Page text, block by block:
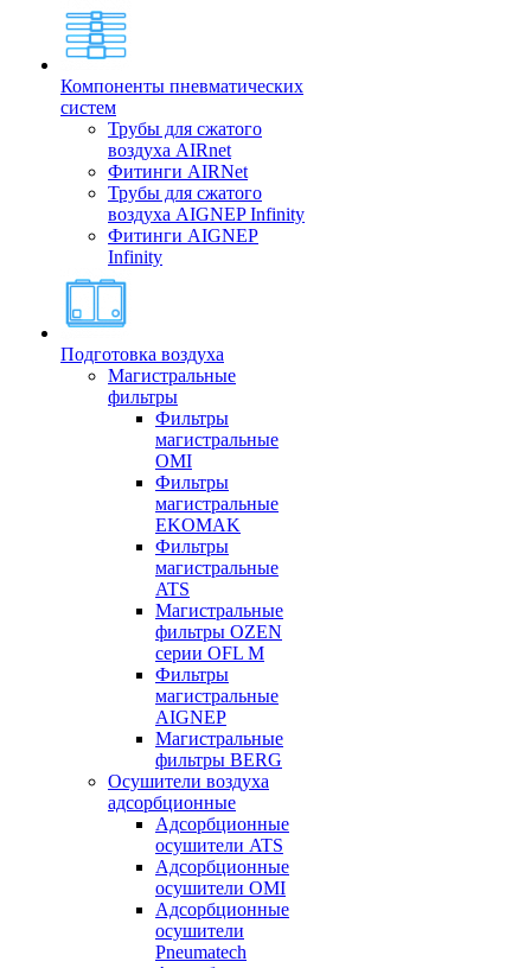
Компоненты пневматических
систем
Трубы для сжатого
воздуха AIRnet
Фитинги AIRNet
Трубы для сжатого
воздуха AIGNEP Infinity
Фитинги AIGNEP
Infinity
Подготовка воздуха
Магистральные
фильтры
Фильтры
магистральные
OMI
Фильтры
магистральные
EKOMAK
Фильтры
магистральные
ATS
Магистральные
фильтры OZEN
серии OFL M
Фильтры
магистральные
AIGNEP
Магистральные
фильтры BERG
Осушители воздуха
адсорбционные
Адсорбционные
осушители ATS
Адсорбционные
осушители OMI
Адсорбционные
осушители
Pneumatech